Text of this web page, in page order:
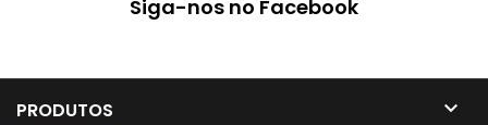
Siga-nos no Facebook
PRODUTOS 